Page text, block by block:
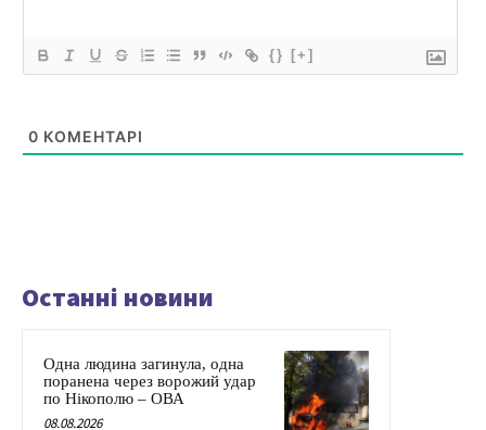
{} [+]
0 КОМЕНТАРІ
Останні новини
Одна людина загинула, одна
поранена через ворожий удар
по Нікополю – ОВА
08.08.2026